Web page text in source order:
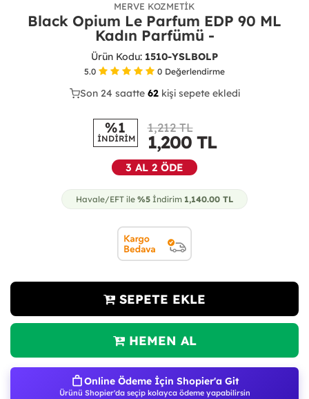
MERVE KOZMETIK
Black Opium Le Parfum EDP 90 ML
Kadın Parfümü -
Ürün Kodu: 1510-YSLBOLP
5.0 0 Değerlendirme
39
Son 24 saatte 62 kişi sepete ekledi
13
%1
İNDİRİM
1,212 TL
1,200TL
3 AL 2 ÖDE
Havale/EFT ile %5 İndirim 1,140.00 TL
SEPETE EKLE
HEMEN AL
Online Ödeme İçin Shopier'a Git
Ürünü Shopier'da seçip kolayca ödeme yapabilirsin